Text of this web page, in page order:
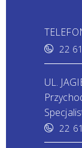
22
UL.
22